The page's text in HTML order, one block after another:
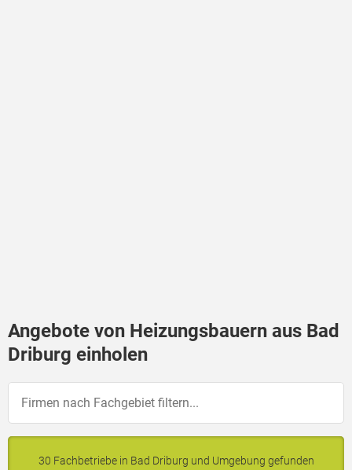
Angebote von Heizungsbauern aus Bad
Driburg einholen
30 Fachbetriebe in Bad Driburg und Umgebung gefunden